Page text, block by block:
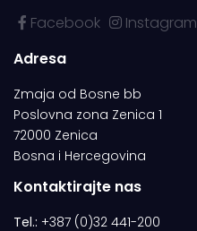
Facebook Instagram
Adresa
Zmaja od Bosne bb
Poslovna zona Zenica 1
72000 Zenica
Bosna i Hercegovina
Kontaktirajte nas
Tel.: +387 (0)32 441-200